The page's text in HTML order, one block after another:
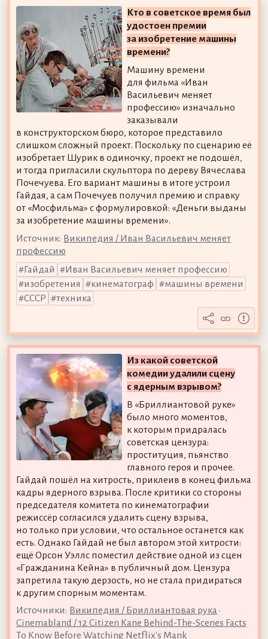
Кто в советское время был
удостоен премии
за изобретение машины
времени?
Машину времени
для фильма «Иван
Васильевич меняет
профессию» изначально
заказывали
в конструкторском бюро, которое представило
слишком сложный проект. Поскольку по сценарию её
изобретает Шурик в одиночку, проект не подошёл,
и тогда пригласили скульптора по дереву Вячеслава
Почечуева. Его вариант машины в итоге устроил
Гайдая, а сам Почечуев получил премию и справку
от «Мосфильма» с формулировкой: «Деньги выданы
за изобретение машины времени».
Источник: Википедия / Иван Васильевич меняет
профессию
Гайдай
Иван Васильевич меняет профессию
изобретения
кинематограф
машины времени
СССР
техника
Из какой советской
комедии удалили сцену
с ядерным взрывом?
В «Бриллиантовой руке»
было много моментов,
к которым придралась
советская цензура:
проституция, пьянство
главного героя и прочее.
Гайдай пошёл на хитрость, приклеив в конец фильма
кадры ядерного взрыва. После критики со стороны
председателя комитета по кинематографии
режиссёр согласился удалить сцену взрыва,
но только при условии, что остальное останется как
есть. Однако Гайдай не был автором этой хитрости:
ещё Орсон Уэллс поместил действие одной из сцен
«Гражданина Кейна» в публичный дом. Цензура
запретила такую дерзость, но не стала придираться
к другим спорным моментам.
Источники: Википедия / Бриллиантовая рука •
Cinemabland / 12 Citizen Kane Behind-The-Scenes Facts
To Know Before Watching Netflix's Mank